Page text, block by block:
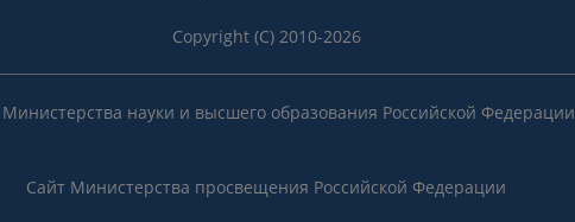
Copyright (C) 2010-2026
науки и высшего образования Российской Федерации
Сайт Министерства просвещения Российской Федерации